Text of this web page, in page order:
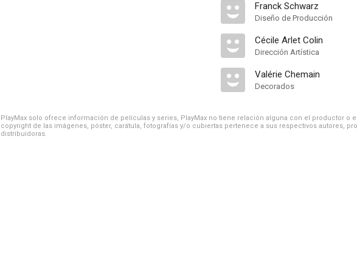
Franck Schwarz
Diseño de Producción
Cécile Arlet Colin
Dirección Artística
Valérie Chemain
Decorados
PlayMax solo ofrece información de películas y series, PlayMax no tiene relación alguna con el productor o
copyright de las imágenes, póster, carátula, fotografías y/o cubiertas pertenece a sus respectivos autores,
distribuidoras.